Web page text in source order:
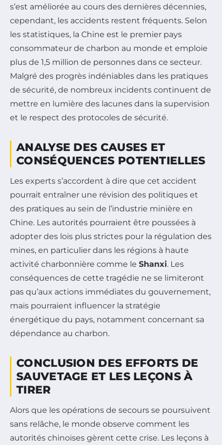
s’est améliorée au cours des dernières décennies,
cependant, les accidents restent fréquents. Selon
les statistiques, la Chine est le premier pays
consommateur de charbon au monde et emploie
plus de 1,5 million de personnes dans ce secteur.
Malgré des progrès indéniables dans les pratiques
de sécurité, de nombreux incidents continuent de
mettre en lumière des lacunes dans la supervision
et le respect des protocoles de sécurité.
ANALYSE DES CAUSES ET
CONSÉQUENCES POTENTIELLES
Les experts s’accordent à dire que cet accident
pourrait entraîner une révision des politiques et
des pratiques au sein de l’industrie minière en
Chine. Les autorités pourraient être poussées à
adopter des lois plus strictes pour la régulation des
mines, en particulier dans les régions à haute
activité charbonnière comme le Shanxi. Les
conséquences de cette tragédie ne se limiteront
pas qu’aux actions immédiates du gouvernement,
mais pourraient influencer la stratégie
énergétique du pays, notamment concernant sa
dépendance au charbon.
CONCLUSION DES EFFORTS DE
SAUVETAGE ET LES LEÇONS À
TIRER
Alors que les opérations de secours se poursuivent
sans relâche, le monde observe comment les
autorités chinoises gèrent cette crise. Les leçons à